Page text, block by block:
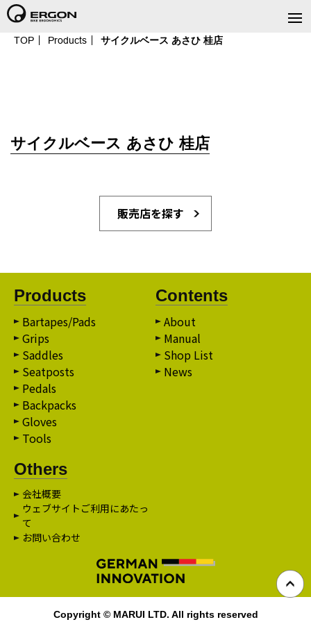
TOP Products サイクルベース あさひ 桂店
サイクルベース あさひ 桂店
販売店を探す
Products
Bartapes/Pads
Grips
Saddles
Seatposts
Pedals
Backpacks
Gloves
Tools
Contents
About
Manual
Shop List
News
Others
会社概要
ウェブサイトご利用にあたっ
て
お問い合わせ
Copyright © MARUI LTD. All rights reserved